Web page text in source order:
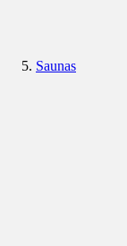
Saunas